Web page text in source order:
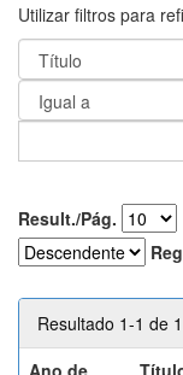
Utilizar filtros para
Result./Pág.
Resultado 1-1 de
Ano de